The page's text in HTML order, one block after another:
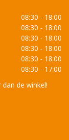
08:30 - 18:00
08:30 - 18:00
08:30 - 18:00
08:30 - 18:00
08:30 - 18:00
08:30 - 17:00
de winkel!